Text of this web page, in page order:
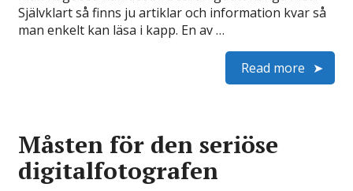
Självklart så finns ju artiklar och information kvar så
man enkelt kan läsa i kapp. En av …
Read more
Måsten för den seriöse
digitalfotografen